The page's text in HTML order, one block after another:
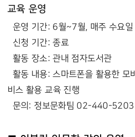
교육 운영
운영 기간: 6월~7월, 매주 수요
신청 기간: 종료
활동 장소: 관내 점자도서관
활동 내용: 스마트폰을 활용한 모
비스 활용 교육 진행
문의: 정보문화팀 02-440-5203